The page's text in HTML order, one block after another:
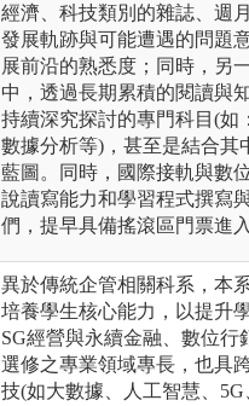
經濟、科技類別的雜誌、週
發展軌跡與可能遭遇的問題
展前沿的熟悉度；同時，另
中，透過長期累積的閱讀與
持續深究探討的專門科目(如
數據分析等)，甚至是結合其
藍圖。同時，國際接軌與數
說讀寫能力和學習程式撰寫
們，提早具備搖滾區門票進
異於傳統企管相關科系，本
培養學生核心能力，以提升
SG經營與永續金融、數位
選修之專業領域專長，也具
技(如大數據、人工智慧、